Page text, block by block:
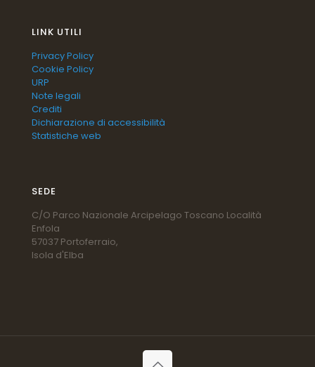
LINK UTILI
Privacy Policy
Cookie Policy
URP
Note legali
Crediti
Dichiarazione di accessibilità
Statistiche web
SEDE
C/O Parco Nazionale Arcipelago Toscano Località
Enfola
57037 Portoferraio,
Isola d'Elba